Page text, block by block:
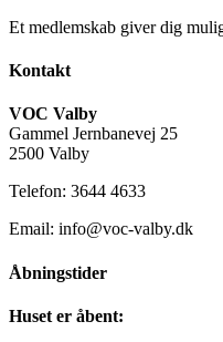
Et medlemskab giver dig
Kontakt
VOC Valby
Gammel Jernbanevej 25
2500 Valby
Telefon: 3644 4633
Email: info@voc-valby.dk
Åbningstider
Huset er åbent: